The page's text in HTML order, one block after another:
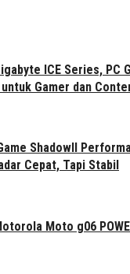
ICE Series, PC
Gamer dan
ShadowII
Cepat, Tapi Stabil
Moto g06